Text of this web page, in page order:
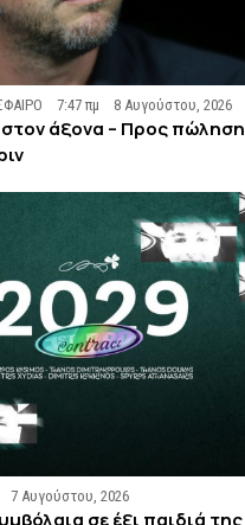
7:47 πμ 8 Αυγούστου, 2026
άξονα – Προς πώληση
7 Αυγούστου, 2026
σε έξι παιδιά της